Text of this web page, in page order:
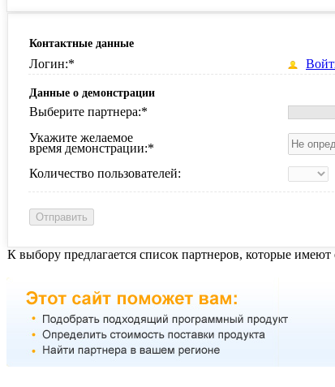
Контактные данные
Логин:*
Данные о демонстрации
Выберите партнера:*
Укажите желаемое
время демонстрации:*
Количество пользователей:
К выбору предлагается список партнеров, которые